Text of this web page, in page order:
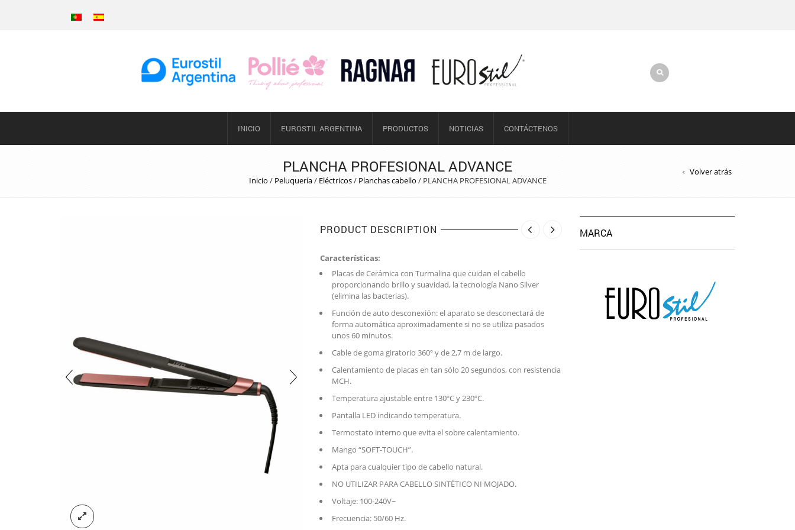
INICIO EUROSTIL ARGENTINA PRODUCTOS NOTICIAS CONTÁCTENOS
PLANCHA PROFESIONAL ADVANCE
Inicio/ Peluquería/ Eléctricos/ Planchas cabello / PLANCHA PROFESIONAL ADVANCE
Volver atrás
PRODUCT DESCRIPTION
Características:
Placas de Cerámica con Turmalina que cuidan el cabello
proporcionando brillo y suavidad, la tecnología Nano Silver
(elimina las bacterias).
Función de auto desconexión: el aparato se desconectará de
forma automática aproximadamente si no se utiliza pasados
unos 60 minutos.
Cable de goma giratorio 360º y de 2,7 m de largo.
Calentamiento de placas en tan sólo 20 segundos, con resistencia
MCH.
Temperatura ajustable entre 130ºC y 230ºC.
Pantalla LED indicando temperatura.
Termostato interno que evita el sobre calentamiento.
Mango “SOFT-TOUCH”.
Apta para cualquier tipo de cabello natural.
NO UTILIZAR PARA CABELLO SINTÉTICO NI MOJADO.
Voltaje: 100-240V~
Frecuencia: 50/60 Hz.
MARCA